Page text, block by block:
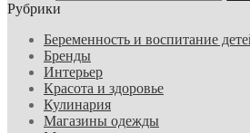
Рубрики
Беременность и воспитание
Бренды
Интерьер
Красота и здоровье
Кулинария
Магазины одежды